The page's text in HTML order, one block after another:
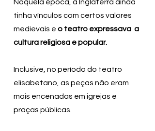
Naquela época, a Inglaterra ainda
tinha vínculos com certos valores
medievais e o teatro expressava  a
cultura religiosa e popular.
Inclusive, no período do teatro
elisabetano, as peças não eram
mais encenadas em igrejas e
praças públicas.